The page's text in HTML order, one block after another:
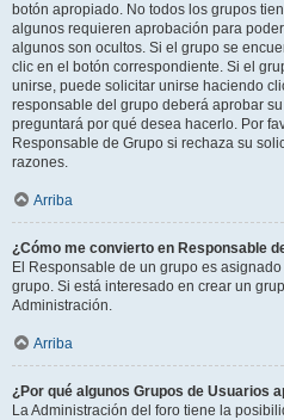
botón apropiado. No todos los grupos
algunos requieren aprobación para
algunos son ocultos. Si el grupo se
clic en el botón correspondiente. Si el
unirse, puede solicitar unirse haciendo
responsable del grupo deberá aprobar
preguntará por qué desea hacerlo. Por
Responsable de Grupo si rechaza su
razones.
Arriba
¿Cómo me convierto en Responsable
El Responsable de un grupo es
grupo. Si está interesado en crear un
Administración.
Arriba
¿Por qué algunos Grupos de Usuarios
La Administración del foro tiene la